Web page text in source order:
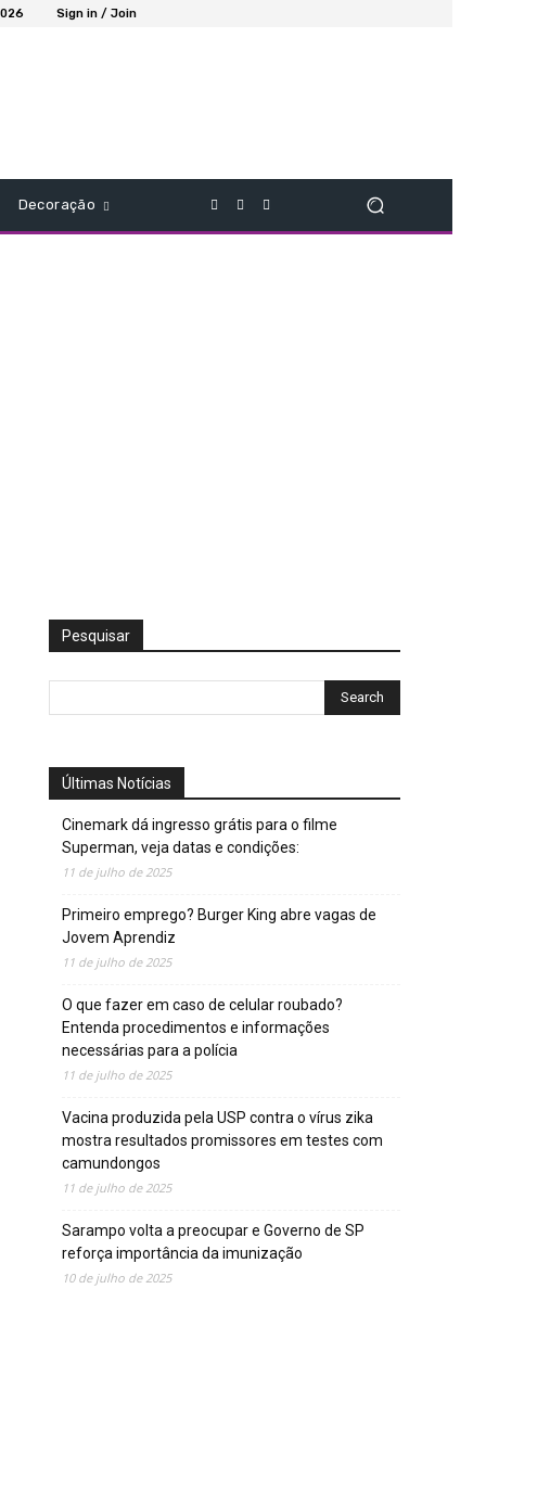
Sign in / Join
Decoração
Pesquisar
Últimas Notícias
Cinemark dá ingresso grátis para o filme
Superman, veja datas e condições:
11 de julho de 2025
Primeiro emprego? Burger King abre vagas de
Jovem Aprendiz
11 de julho de 2025
O que fazer em caso de celular roubado?
Entenda procedimentos e informações
necessárias para a polícia
11 de julho de 2025
Vacina produzida pela USP contra o vírus zika
mostra resultados promissores em testes com
camundongos
11 de julho de 2025
Sarampo volta a preocupar e Governo de SP
reforça importância da imunização
10 de julho de 2025